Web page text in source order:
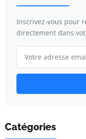
Inscrivez-vous pour
directement dans
Catégories